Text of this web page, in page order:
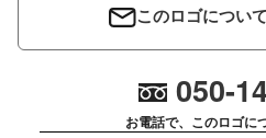
このロゴについ
050-
お電話で、このロゴに